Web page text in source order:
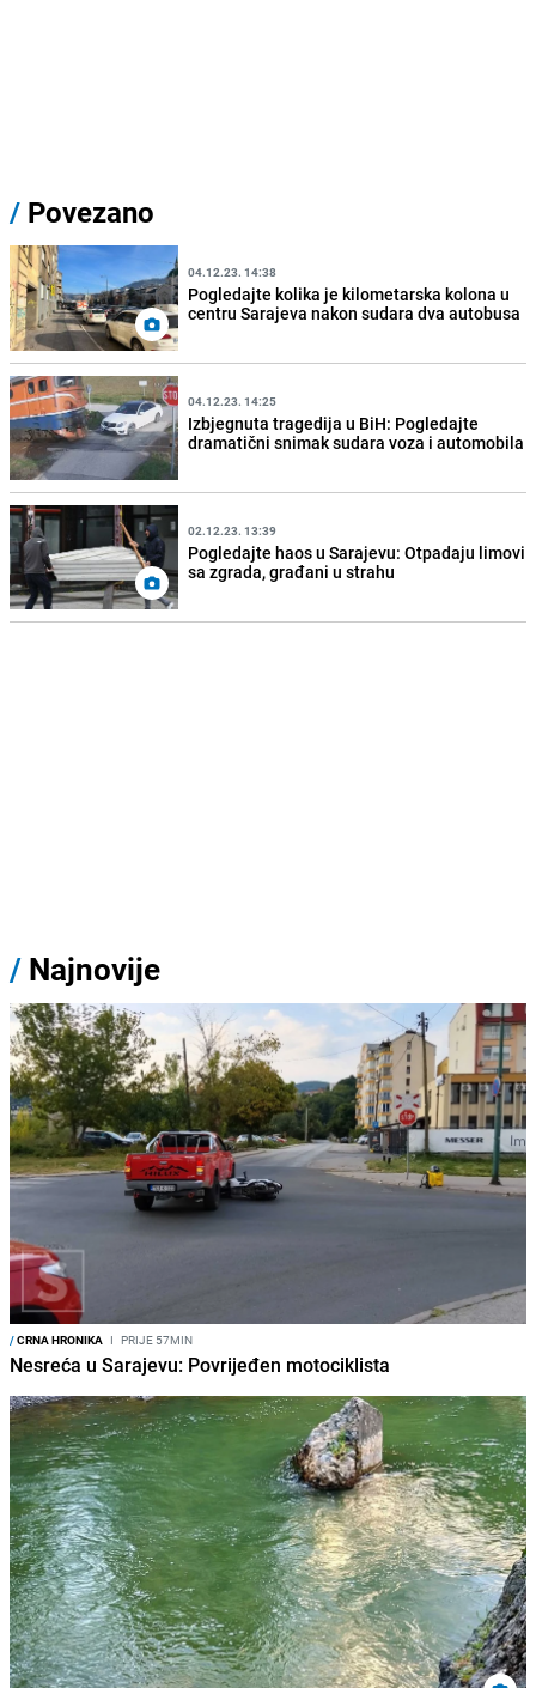
/ Povezano
04.12.23. 14:38
Pogledajte kolika je kilometarska kolona u
centru Sarajeva nakon sudara dva autobusa
04.12.23. 14:25
Izbjegnuta tragedija u BiH: Pogledajte
dramatični snimak sudara voza i automobila
02.12.23. 13:39
Pogledajte haos u Sarajevu: Otpadaju limovi
sa zgrada, građani u strahu
/ Najnovije
/CRNA HRONIKA I PRIJE 57MIN
Nesreća u Sarajevu: Povrijeđen motociklista